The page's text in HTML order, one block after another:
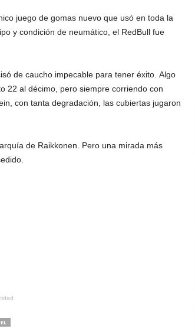
juego de gomas nuevo que usó en toda la
y condición de neumático, el RedBull fue
de caucho impecable para tener éxito. Algo
22 al décimo, pero siempre corriendo con
con tanta degradación, las cubiertas jugaron
de Raikkonen. Pero una mirada más